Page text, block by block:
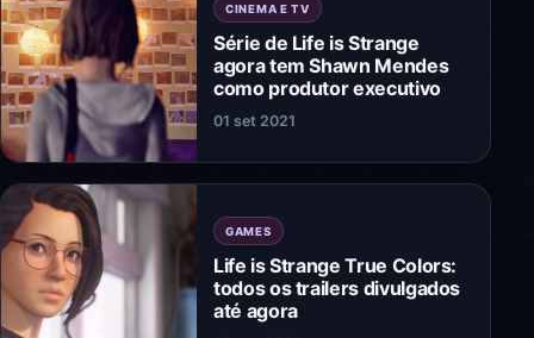
CINEMA E TV
Série de Life is Strange
agora tem Shawn Mendes
como produtor executivo
01 set 2021
GAMES
Life is Strange True Colors:
todos os trailers divulgados
até agora